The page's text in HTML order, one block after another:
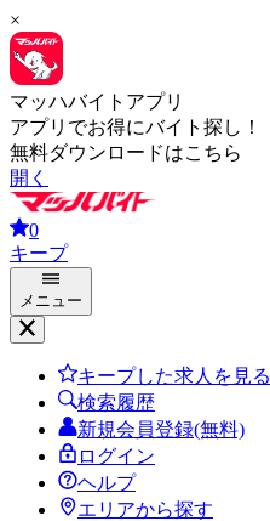
×
マッハバイトアプリ
アプリでお得にバイト探し！
無料ダウンロードはこちら
開く
0
キープ
メニュー
キープした求人を見る
検索履歴
新規会員登録(無料)
ログイン
ヘルプ
エリアから探す